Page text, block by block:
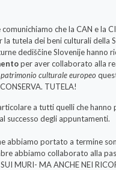
che la CAN e la
la tutela dei beni culturali della
dediščine Slovenije hanno
per aver collaborato alla
culturale europeo
TUTELA!
a tutti quelli che hanno
successo degli appuntamenti.
abbiamo portato a termine
abbiamo collaborato alla
MURI- MA ANCHE NEI